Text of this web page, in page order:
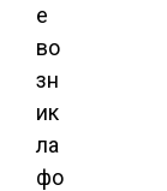
е
во
зн
ик
ла
фо